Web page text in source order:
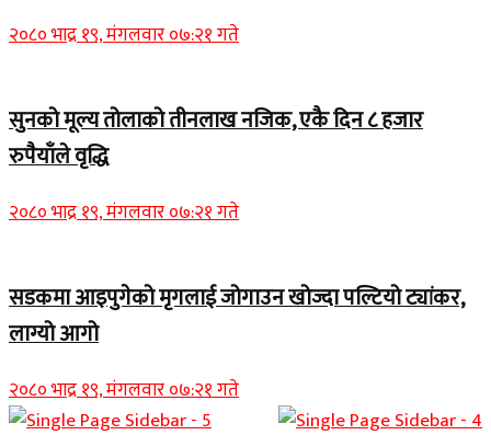
२०८० भाद्र १९, मंगलवार ०७:२१ गते
सुनको मूल्य तोलाको तीनलाख नजिक, एकै दिन ८ हजार
रुपैयाँले वृद्धि
२०८० भाद्र १९, मंगलवार ०७:२१ गते
सडकमा आइपुगेको मृगलाई जोगाउन खोज्दा पल्टियो ट्यांकर,
लाग्यो आगो
२०८० भाद्र १९, मंगलवार ०७:२१ गते